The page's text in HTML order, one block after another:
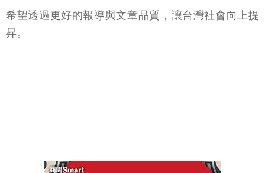
希望透過更好的報導與文章品質，讓台灣社會向上提
昇。